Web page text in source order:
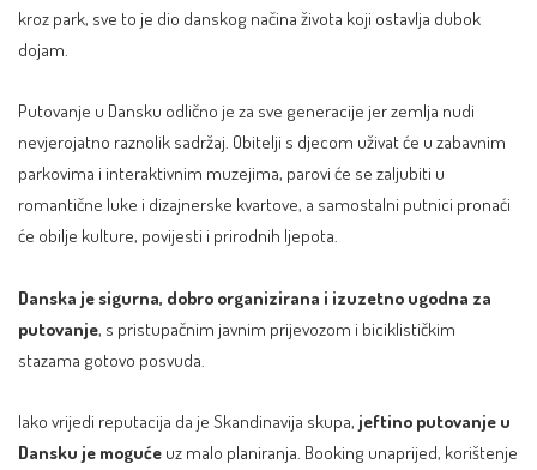
kroz park, sve to je dio danskog načina života koji ostavlja dubok
dojam.
Putovanje u Dansku odlično je za sve generacije jer zemlja nudi
nevjerojatno raznolik sadržaj. Obitelji s djecom uživat će u zabavnim
parkovima i interaktivnim muzejima, parovi će se zaljubiti u
romantične luke i dizajnerske kvartove, a samostalni putnici pronaći
će obilje kulture, povijesti i prirodnih ljepota.
Danska je sigurna, dobro organizirana i izuzetno ugodna za
putovanje, s pristupačnim javnim prijevozom i biciklističkim
stazama gotovo posvuda.
Iako vrijedi reputacija da je Skandinavija skupa, jeftino putovanje u
Dansku je moguće uz malo planiranja. Booking unaprijed, korištenje